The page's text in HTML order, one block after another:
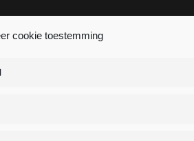
cookie toestemming